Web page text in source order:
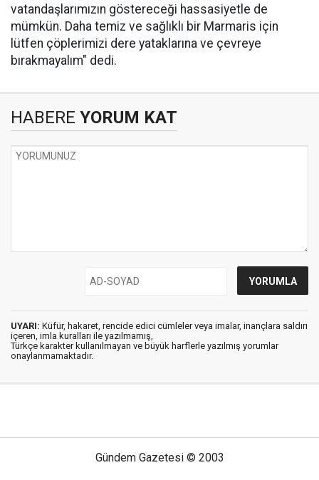
vatandaşlarımızın göstereceği hassasiyetle de
mümkün. Daha temiz ve sağlıklı bir Marmaris için
lütfen çöplerimizi dere yataklarına ve çevreye
bırakmayalım" dedi.
HABERE YORUM KAT
UYARI: Küfür, hakaret, rencide edici cümleler veya imalar, inançlara saldırı
içeren, imla kuralları ile yazılmamış,
Türkçe karakter kullanılmayan ve büyük harflerle yazılmış yorumlar
onaylanmamaktadır.
Gündem Gazetesi © 2003